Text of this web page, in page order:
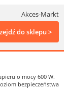
Akces-Markt
do sklepu >
o mocy 600 W.
bezpieczeństwa